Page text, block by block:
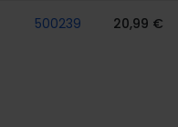
500239 20,99 €